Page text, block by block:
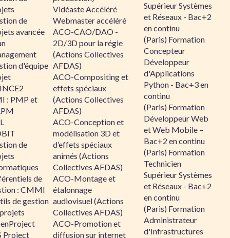
de
avancée
d'équipe
: PMP et
de
de
: CMMI
de gestion
Project
Vidéaste Accéléré
Webmaster accéléré
ACO-CAO/DAO -
2D/3D pour la régie
(Actions Collectives
AFDAS)
ACO-Compositing et
effets spéciaux
(Actions Collectives
AFDAS)
ACO-Conception et
modélisation 3D et
d’effets spéciaux
animés (Actions
Collectives AFDAS)
ACO-Montage et
étalonnage
audiovisuel (Actions
Collectives AFDAS)
ACO-Promotion et
diffusion sur internet
Supérieur Systèmes
et Réseaux - Bac+2
en continu
(Paris) Formation
Concepteur
Développeur
d'Applications
Python - Bac+3 en
continu
(Paris) Formation
Développeur Web
et Web Mobile –
Bac+2 en continu
(Paris) Formation
Technicien
Supérieur Systèmes
et Réseaux - Bac+2
en continu
(Paris) Formation
Administrateur
d'Infrastructures